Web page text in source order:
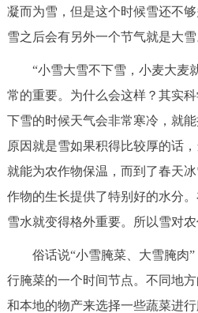
中介服务 阳光政务
政民互动
12345网上接诉即办 我
参与调查 在线访谈
走进北京
北京概况 十六区概览
凝而为雪，但是这个时候雪还不
雪之后会有另外一个节气就是大雪
“小雪大雪不下雪，小麦大麦
常的重要。为什么会这样？其实
下雪的时候天气会非常寒冷，就
原因就是雪如果积得比较厚的话
就能为农作物保温，而到了春天
作物的生长提供了特别好的水分。
雪水就变得格外重要。所以雪对农
俗话说“小雪腌菜、大雪腌肉”
行腌菜的一个时间节点。不同地
和本地的物产来选择一些蔬菜进